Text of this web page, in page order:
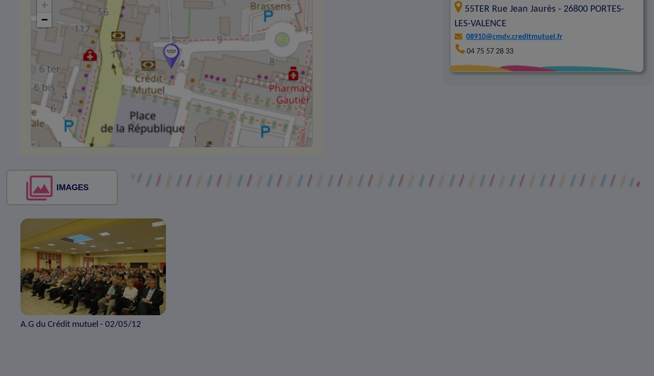
+
−
55TER Rue Jean Jaurès - 26800 PORTES-
LES-VALENCE
08910@cmdv.creditmutuel.fr
04 75 57 28 33
IMAGES
A.G du Crédit mutuel - 02/05/12